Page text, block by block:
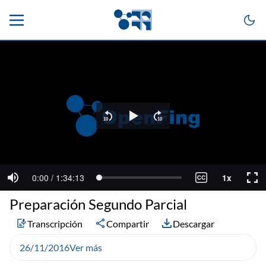
Preparación Segundo Parcial
Transcripción Compartir Descargar
26/11/2016Ver más